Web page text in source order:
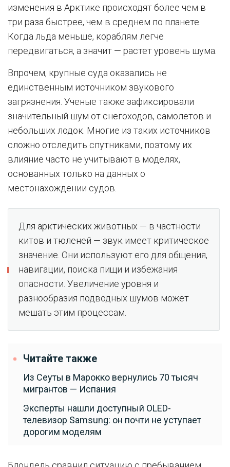
изменения в Арктике происходят более чем в
три раза быстрее, чем в среднем по планете.
Когда льда меньше, кораблям легче
передвигаться, а значит — растет уровень шума.
Впрочем, крупные суда оказались не
единственным источником звукового
загрязнения. Ученые также зафиксировали
значительный шум от снегоходов, самолетов и
небольших лодок. Многие из таких источников
сложно отследить спутниками, поэтому их
влияние часто не учитывают в моделях,
основанных только на данных о
местонахождении судов.
Для арктических животных — в частности
китов и тюленей — звук имеет критическое
значение. Они используют его для общения,
навигации, поиска пищи и избежания
опасности. Увеличение уровня и
разнообразия подводных шумов может
мешать этим процессам.
Читайте также
Из Сеуты в Марокко вернулись 70 тысяч
мигрантов — Испания
Эксперты нашли доступный OLED-
телевизор Samsung: он почти не уступает
дорогим моделям